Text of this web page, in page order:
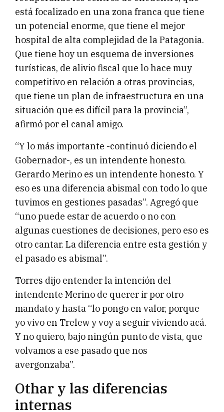
está focalizado en una zona franca que tiene
un potencial enorme, que tiene el mejor
hospital de alta complejidad de la Patagonia.
Que tiene hoy un esquema de inversiones
turísticas, de alivio fiscal que lo hace muy
competitivo en relación a otras provincias,
que tiene un plan de infraestructura en una
situación que es difícil para la provincia”,
afirmó por el canal amigo.
“Y lo más importante -continuó diciendo el
Gobernador-, es un intendente honesto.
Gerardo Merino es un intendente honesto. Y
eso es una diferencia abismal con todo lo que
tuvimos en gestiones pasadas”. Agregó que
“uno puede estar de acuerdo o no con
algunas cuestiones de decisiones, pero eso es
otro cantar. La diferencia entre esta gestión y
el pasado es abismal”.
Torres dijo entender la intención del
intendente Merino de querer ir por otro
mandato y hasta “lo pongo en valor, porque
yo vivo en Trelew y voy a seguir viviendo acá.
Y no quiero, bajo ningún punto de vista, que
volvamos a ese pasado que nos
avergonzaba”.
Othar y las diferencias
internas